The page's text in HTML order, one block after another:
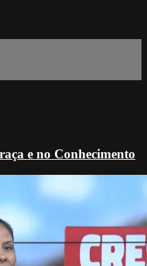
e no Conhecimento